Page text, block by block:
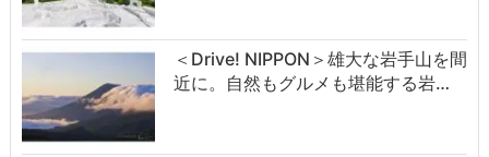
＜Drive! NIPPON＞雄大な岩手山を間
近に。自然もグルメも堪能する岩…